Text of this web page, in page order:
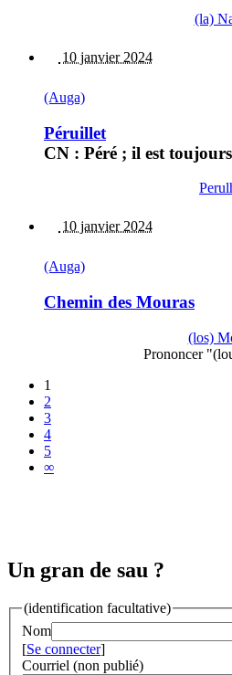
(la)
10 janvier 2024
(Auga)
Péruillet
CN : Péré ; il est
10 janvier 2024
(Auga)
Chemin des Mouras
(los)
Prononcer
1
2
3
4
5
∞
Un gran de sau ?
(identification facultative)
Nom
[Se connecter]
Courriel (non publié)